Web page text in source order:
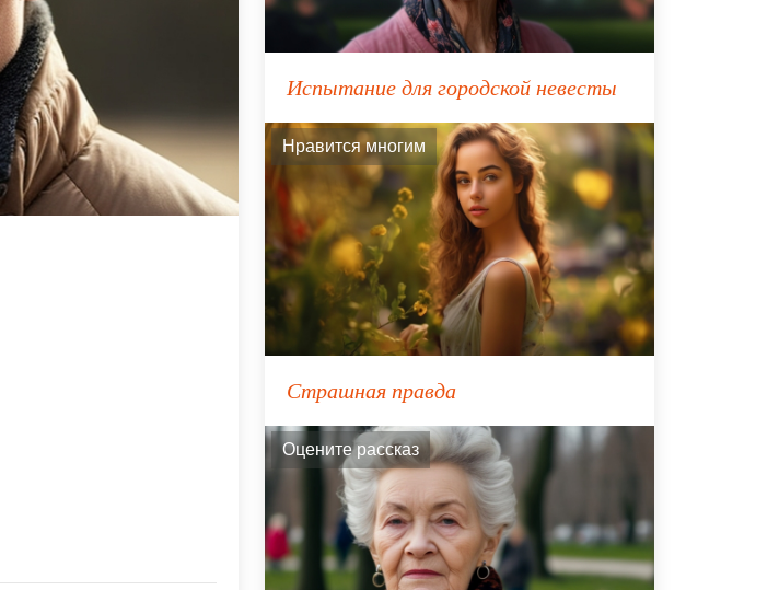
Испытание для городской невесты
Нравится многим
Страшная правда
Оцените рассказ